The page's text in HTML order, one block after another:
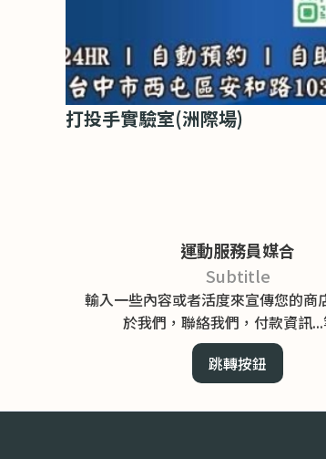
打投手實驗室(洲際場)
運動服務員媒合
Subtitle
輸入一些內容或者活度來宣傳您的商
於我們，聯絡我們，付款資訊...
跳轉按鈕